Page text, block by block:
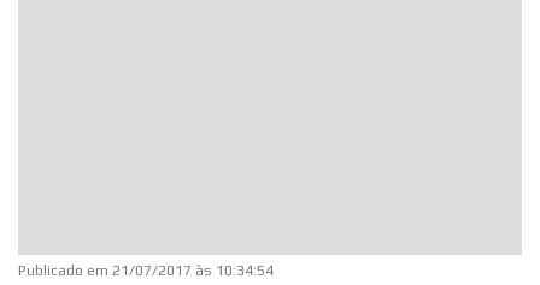
Publicado em 21/07/2017 às 10:34:54